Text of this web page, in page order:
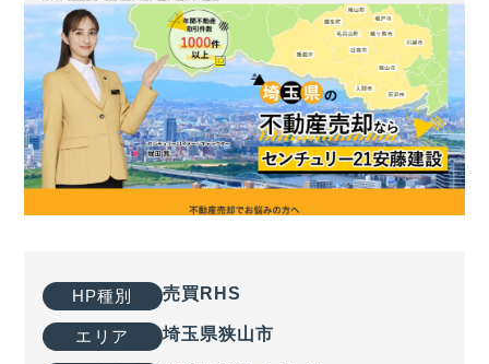
HP種別 売買RHS
エリア 埼玉県狭山市